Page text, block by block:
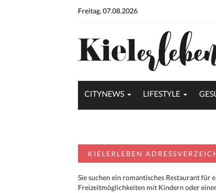
Freitag, 07.08.2026
CITYNEWS LIFESTYLE
KIELERLEBEN
Sie suchen ein romantisches Restaurant für
Freizeitmöglichkeiten mit Kindern oder